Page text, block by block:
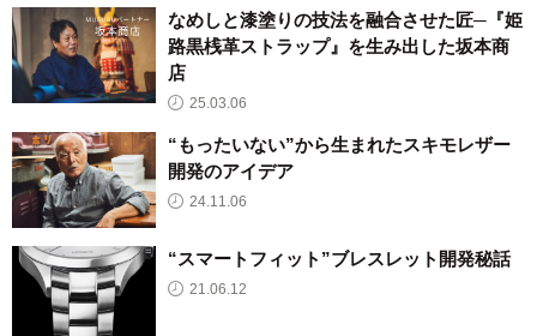
なめしと漆塗りの技法を融合させた匠─『姫
路黒桟革ストラップ』を生み出した坂本商
店
25.03.06
“もったいない”から生まれたスキモレザー
開発のアイデア
24.11.06
“スマートフィット”ブレスレット開発秘話
21.06.12